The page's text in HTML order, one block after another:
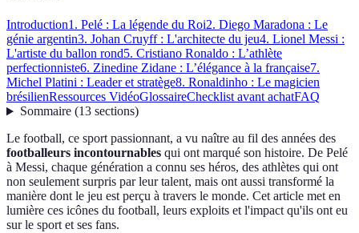
Introduction1. Pelé : La légende du Roi2. Diego Maradona : Le
génie argentin3. Johan Cruyff : L'architecte du jeu4. Lionel Messi :
L'artiste du ballon rond5. Cristiano Ronaldo : L’athlète
perfectionniste6. Zinedine Zidane : L’élégance à la française7.
Michel Platini : Leader et stratège8. Ronaldinho : Le magicien
brésilienRessources VidéoGlossaireChecklist avant achatFAQ
Sommaire(13 sections)
Le football, ce sport passionnant, a vu naître au fil des années des
footballeurs incontournables qui ont marqué son histoire. De Pelé
à Messi, chaque génération a connu ses héros, des athlètes qui ont
non seulement surpris par leur talent, mais ont aussi transformé la
manière dont le jeu est perçu à travers le monde. Cet article met en
lumière ces icônes du football, leurs exploits et l'impact qu'ils ont eu
sur le sport et ses fans.